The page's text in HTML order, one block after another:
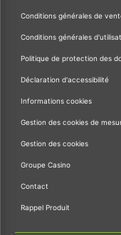
Conditions générales de
Conditions générales
Politique de protection des
Déclaration d'accessibilité
Informations cookies
Gestion des cookies de
Gestion des cookies
Groupe Casino
Contact
Rappel Produit